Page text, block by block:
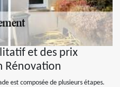
et des prix
Rénovation
est composée de plusieurs étapes.